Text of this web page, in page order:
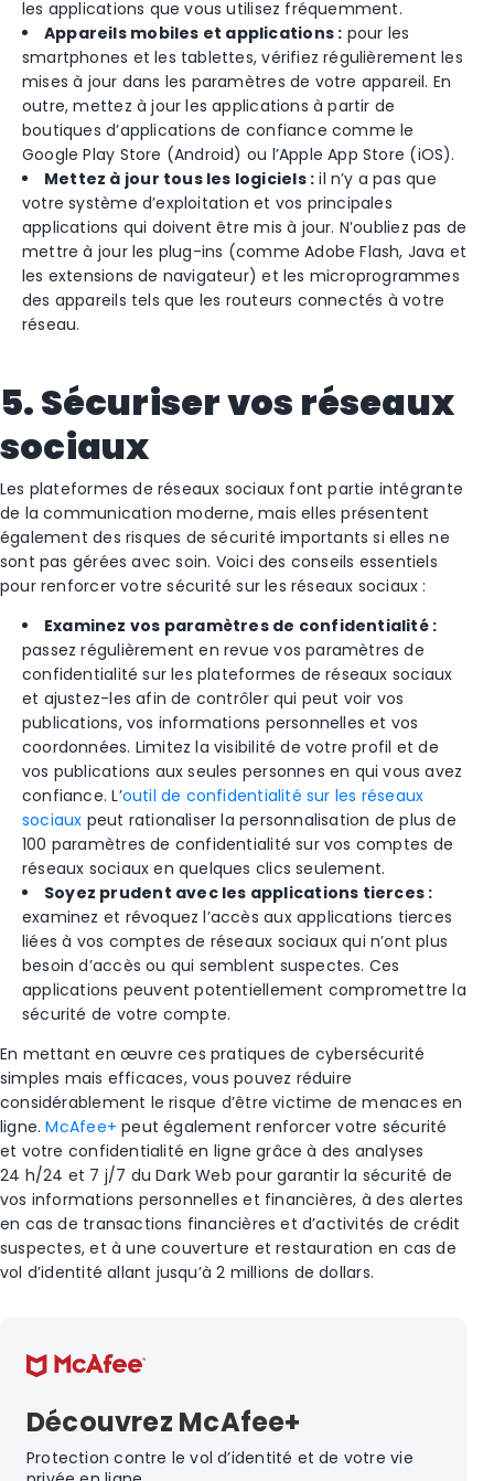
les applications que vous utilisez fréquemment.
Appareils mobiles et applications : pour les
smartphones et les tablettes, vérifiez régulièrement les
mises à jour dans les paramètres de votre appareil. En
outre, mettez à jour les applications à partir de
boutiques d’applications de confiance comme le
Google Play Store (Android) ou l’Apple App Store (iOS).
Mettez à jour tous les logiciels : il n’y a pas que
votre système d’exploitation et vos principales
applications qui doivent être mis à jour. N’oubliez pas de
mettre à jour les plug-ins (comme Adobe Flash, Java et
les extensions de navigateur) et les microprogrammes
des appareils tels que les routeurs connectés à votre
réseau.
5. Sécuriser vos réseaux
sociaux
Les plateformes de réseaux sociaux font partie intégrante
de la communication moderne, mais elles présentent
également des risques de sécurité importants si elles ne
sont pas gérées avec soin. Voici des conseils essentiels
pour renforcer votre sécurité sur les réseaux sociaux :
Examinez vos paramètres de confidentialité :
passez régulièrement en revue vos paramètres de
confidentialité sur les plateformes de réseaux sociaux
et ajustez-les afin de contrôler qui peut voir vos
publications, vos informations personnelles et vos
coordonnées. Limitez la visibilité de votre profil et de
vos publications aux seules personnes en qui vous avez
confiance. L’outil de confidentialité sur les réseaux
sociaux peut rationaliser la personnalisation de plus de
100 paramètres de confidentialité sur vos comptes de
réseaux sociaux en quelques clics seulement.
Soyez prudent avec les applications tierces :
examinez et révoquez l’accès aux applications tierces
liées à vos comptes de réseaux sociaux qui n’ont plus
besoin d’accès ou qui semblent suspectes. Ces
applications peuvent potentiellement compromettre la
sécurité de votre compte.
En mettant en œuvre ces pratiques de cybersécurité
simples mais efficaces, vous pouvez réduire
considérablement le risque d’être victime de menaces en
ligne.McAfee+ peut également renforcer votre sécurité
et votre confidentialité en ligne grâce à des analyses
24 h/24 et 7 j/7 du Dark Web pour garantir la sécurité de
vos informations personnelles et financières, à des alertes
en cas de transactions financières et d’activités de crédit
suspectes, et à une couverture et restauration en cas de
vol d’identité allant jusqu’à 2 millions de dollars.
Découvrez McAfee+
Protection contre le vol d’identité et de votre vie